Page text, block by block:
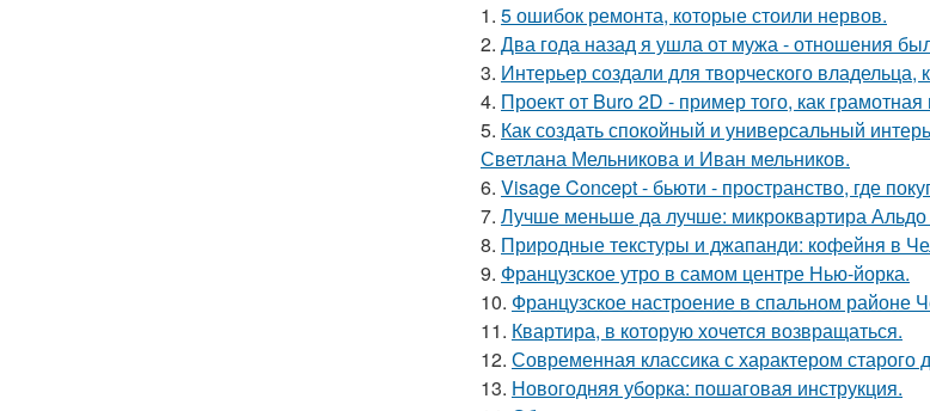
1. 5 ошибок ремонта, которые стоили нервов.
2. Два года назад я ушла от мужа - отношения
3. Интерьер создали для творческого владельца,
4. Проект от Buro 2D - пример того, как
5. Как создать спокойный и универсальный
Светлана Мельникова и Иван мельников.
6. Visage Concept - бьюти - пространство, где
7. Лучше меньше да лучше: микроквартира
8. Природные текстуры и джапанди: кофейня в
9. Французское утро в самом центре Нью-йорка.
10. Французское настроение в спальном районе
11. Квартира, в которую хочется возвращаться.
12. Современная классика с характером старого
13. Новогодняя уборка: пошаговая инструкция.